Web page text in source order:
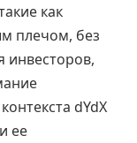
как
плечом, без
инвесторов,
dYdX
ее